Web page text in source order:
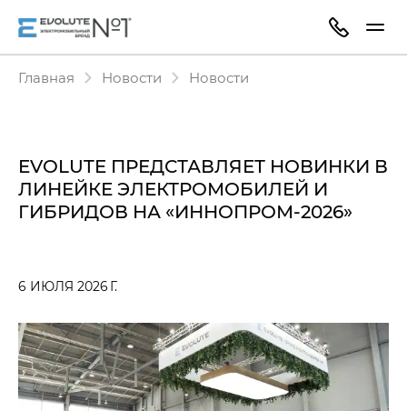
Главная Новости Новости
EVOLUTE ПРЕДСТАВЛЯЕТ НОВИНКИ В
ЛИНЕЙКЕ ЭЛЕКТРОМОБИЛЕЙ И
ГИБРИДОВ НА «ИННОПРОМ-2026»
6 ИЮЛЯ 2026 Г.